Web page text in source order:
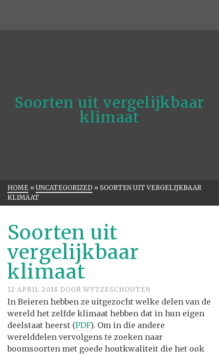
Soorten uit vergelijkbaar
klimaat
HOME »UNCATEGORIZED » SOORTEN UIT VERGELIJKBAAR
KLIMAAT
Soorten uit
vergelijkbaar
klimaat
12 APRIL 2018 DOOR WYTZESCHOUTEN
In Beieren hebben ze uitgezocht welke delen van de
wereld het zelfde klimaat hebben dat in hun eigen
deelstaat heerst (PDF). Om in die andere
werelddelen vervolgens te zoeken naar
boomsoorten met goede houtkwaliteit die het ook